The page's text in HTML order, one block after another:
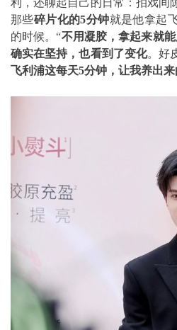
那些碎片化的5分钟就是他拿起
的时候。“不用凝胶，拿起来就
确实在坚持，也看到了变化。好
飞利浦这每天5分钟，让我养出